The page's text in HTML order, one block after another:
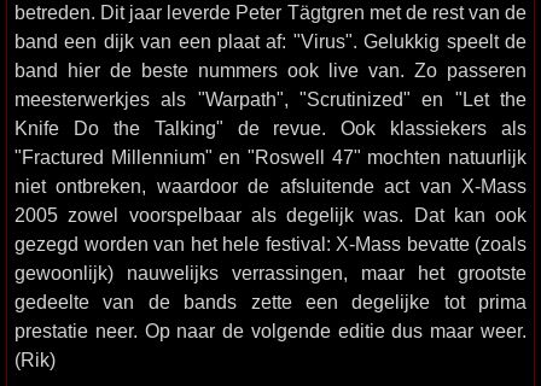
betreden. Dit jaar leverde Peter Tägtgren met de rest van de
band een dijk van een plaat af: "Virus". Gelukkig speelt de
band hier de beste nummers ook live van. Zo passeren
meesterwerkjes als "Warpath", "Scrutinized" en "Let the
Knife Do the Talking" de revue. Ook klassiekers als
"Fractured Millennium" en "Roswell 47" mochten natuurlijk
niet ontbreken, waardoor de afsluitende act van X-Mass
2005 zowel voorspelbaar als degelijk was. Dat kan ook
gezegd worden van het hele festival: X-Mass bevatte (zoals
gewoonlijk) nauwelijks verrassingen, maar het grootste
gedeelte van de bands zette een degelijke tot prima
prestatie neer. Op naar de volgende editie dus maar weer.
(Rik)